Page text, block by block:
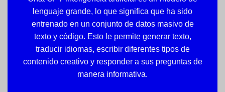
lenguaje grande, lo que significa que ha sido
entrenado en un conjunto de datos masivo de
texto y código. Esto le permite generar texto,
traducir idiomas, escribir diferentes tipos de
contenido creativo y responder a sus preguntas de
manera informativa.